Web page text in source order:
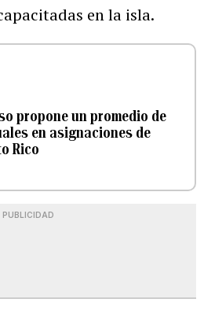
en la isla.
propone un promedio de
en asignaciones de
Rico
PUBLICIDAD